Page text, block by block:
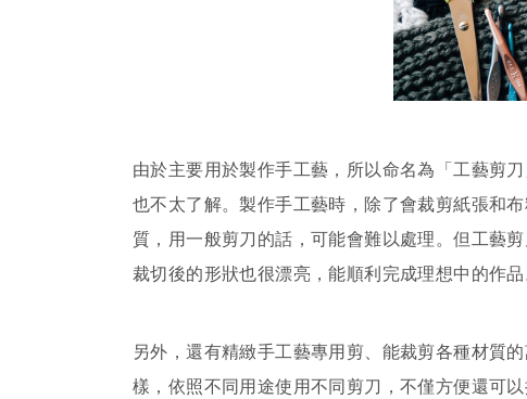
由於主要用於製作手工藝，所以命名為「工藝剪
也不太了解。製作手工藝時，除了會裁剪紙張和
質，用一般剪刀的話，可能會難以處理。但工藝
裁切後的形狀也很漂亮，能順利完成理想中的作品
另外，還有精緻手工藝專用剪、能裁剪各種材質
樣，依照不同用途使用不同剪刀，不僅方便還可